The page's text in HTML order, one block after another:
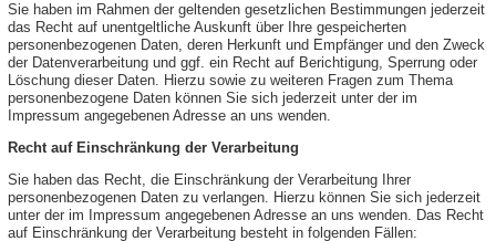
Sie haben im Rahmen der geltenden gesetzlichen Bestimmungen jederzeit
das Recht auf unentgeltliche Auskunft über Ihre gespeicherten
personenbezogenen Daten, deren Herkunft und Empfänger und den Zweck
der Datenverarbeitung und ggf. ein Recht auf Berichtigung, Sperrung oder
Löschung dieser Daten. Hierzu sowie zu weiteren Fragen zum Thema
personenbezogene Daten können Sie sich jederzeit unter der im
Impressum angegebenen Adresse an uns wenden.
Recht auf Einschränkung der Verarbeitung
Sie haben das Recht, die Einschränkung der Verarbeitung Ihrer
personenbezogenen Daten zu verlangen. Hierzu können Sie sich jederzeit
unter der im Impressum angegebenen Adresse an uns wenden. Das Recht
auf Einschränkung der Verarbeitung besteht in folgenden Fällen: